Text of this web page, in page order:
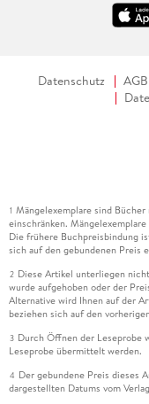
Datenschutz AGB
1 Mängelexemplare sind
einschränken.
Die frühere Buchpreisbindung
sich auf den gebundenen Preis
2 Diese Artikel unterliegen
wurde aufgehoben oder der
Alternative wird Ihnen auf der
beziehen sich auf den
3 Durch Öffnen der Leseprobe
Leseprobe übermittelt werden.
4 Der gebundene Preis dieses
dargestellten Datums vom